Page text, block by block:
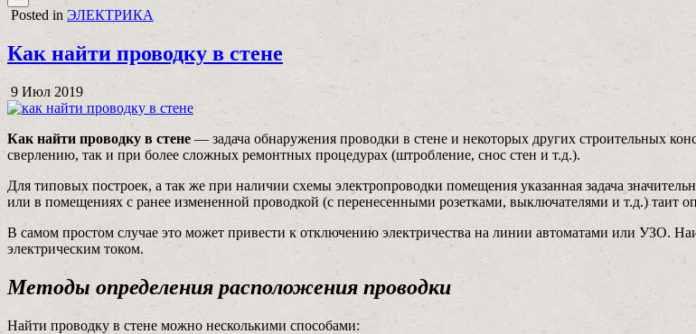
Posted in ЭЛЕКТРИКА
Как найти проводку в стене
9 Июл 2019
Как найти проводку в стене— задача обнаружения проводки в стене и некоторых других строительных
сверлению, так и при более сложных ремонтных процедурах (штробление, снос стен и т.д.).
Для типовых построек, а так же при наличии схемы электропроводки помещения указанная задача
или в помещениях с ранее измененной проводкой (с перенесенными розетками, выключателями и т.д.) таит
В самом простом случае это может привести к отключению электричества на линии автоматами или УЗО.
электрическим током.
Методы определения расположения проводки
Найти проводку в стене можно несколькими способами: